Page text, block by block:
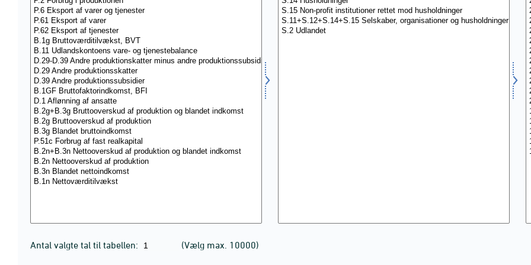
Antal valgte tal til tabellen: (Vælg max. 10000)